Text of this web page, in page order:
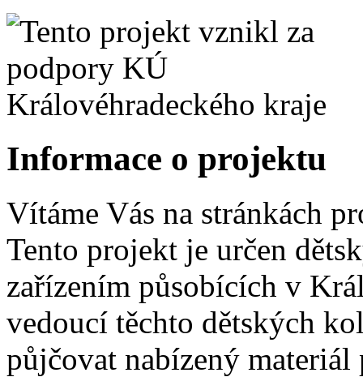
Informace o projektu
Vítáme Vás na stránkách
Tento projekt je určen
zařízením působících v
vedoucí těchto dětských
půjčovat nabízený